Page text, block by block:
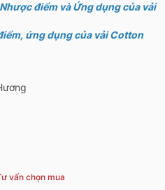
điểm và Ứng dụng của vải
ứng dụng của vải Cotton
vấn chọn mua